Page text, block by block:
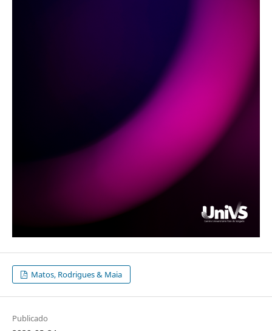
Matos, Rodrigues & Maia
Publicado